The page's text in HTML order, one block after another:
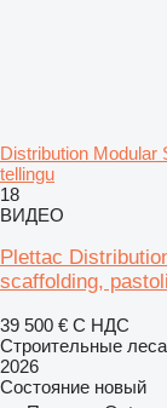
Distribution Modular
tellingu
18
ВИДЕО
Plettac
scaffolding,
39 500 € С НДС
Строительные леса
2026
Состояние новый